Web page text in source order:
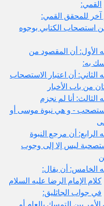
القمي:
آخر للمحقق القمي:
استصحاب الكتابي بوجوه
الأول: أن المقصود من
به:
الثاني: أن اعتبار الاستصحاب
من باب الأخبار
الثالث: أنا لم نجزم
- و هي نبوة موسى أو
الرابع: أن مرجع النبوة
ليس إلا إلى وجوب
الخامس: أن يقال:
كلام الإمام الرضا عليه السلام
في جواب الجاثليق: